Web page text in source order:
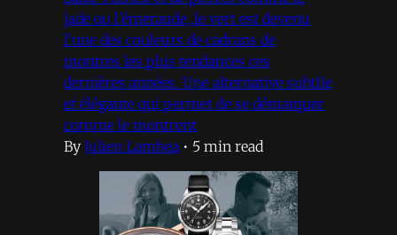
jade ou l’émeraude, le vert est devenu
l’une des couleurs de cadrans de
montres les plus tendances ces
dernières années. Une alternative subtile
et élégante qui permet de se démarquer
comme le montrent
By Julien Lambea • 5 min read